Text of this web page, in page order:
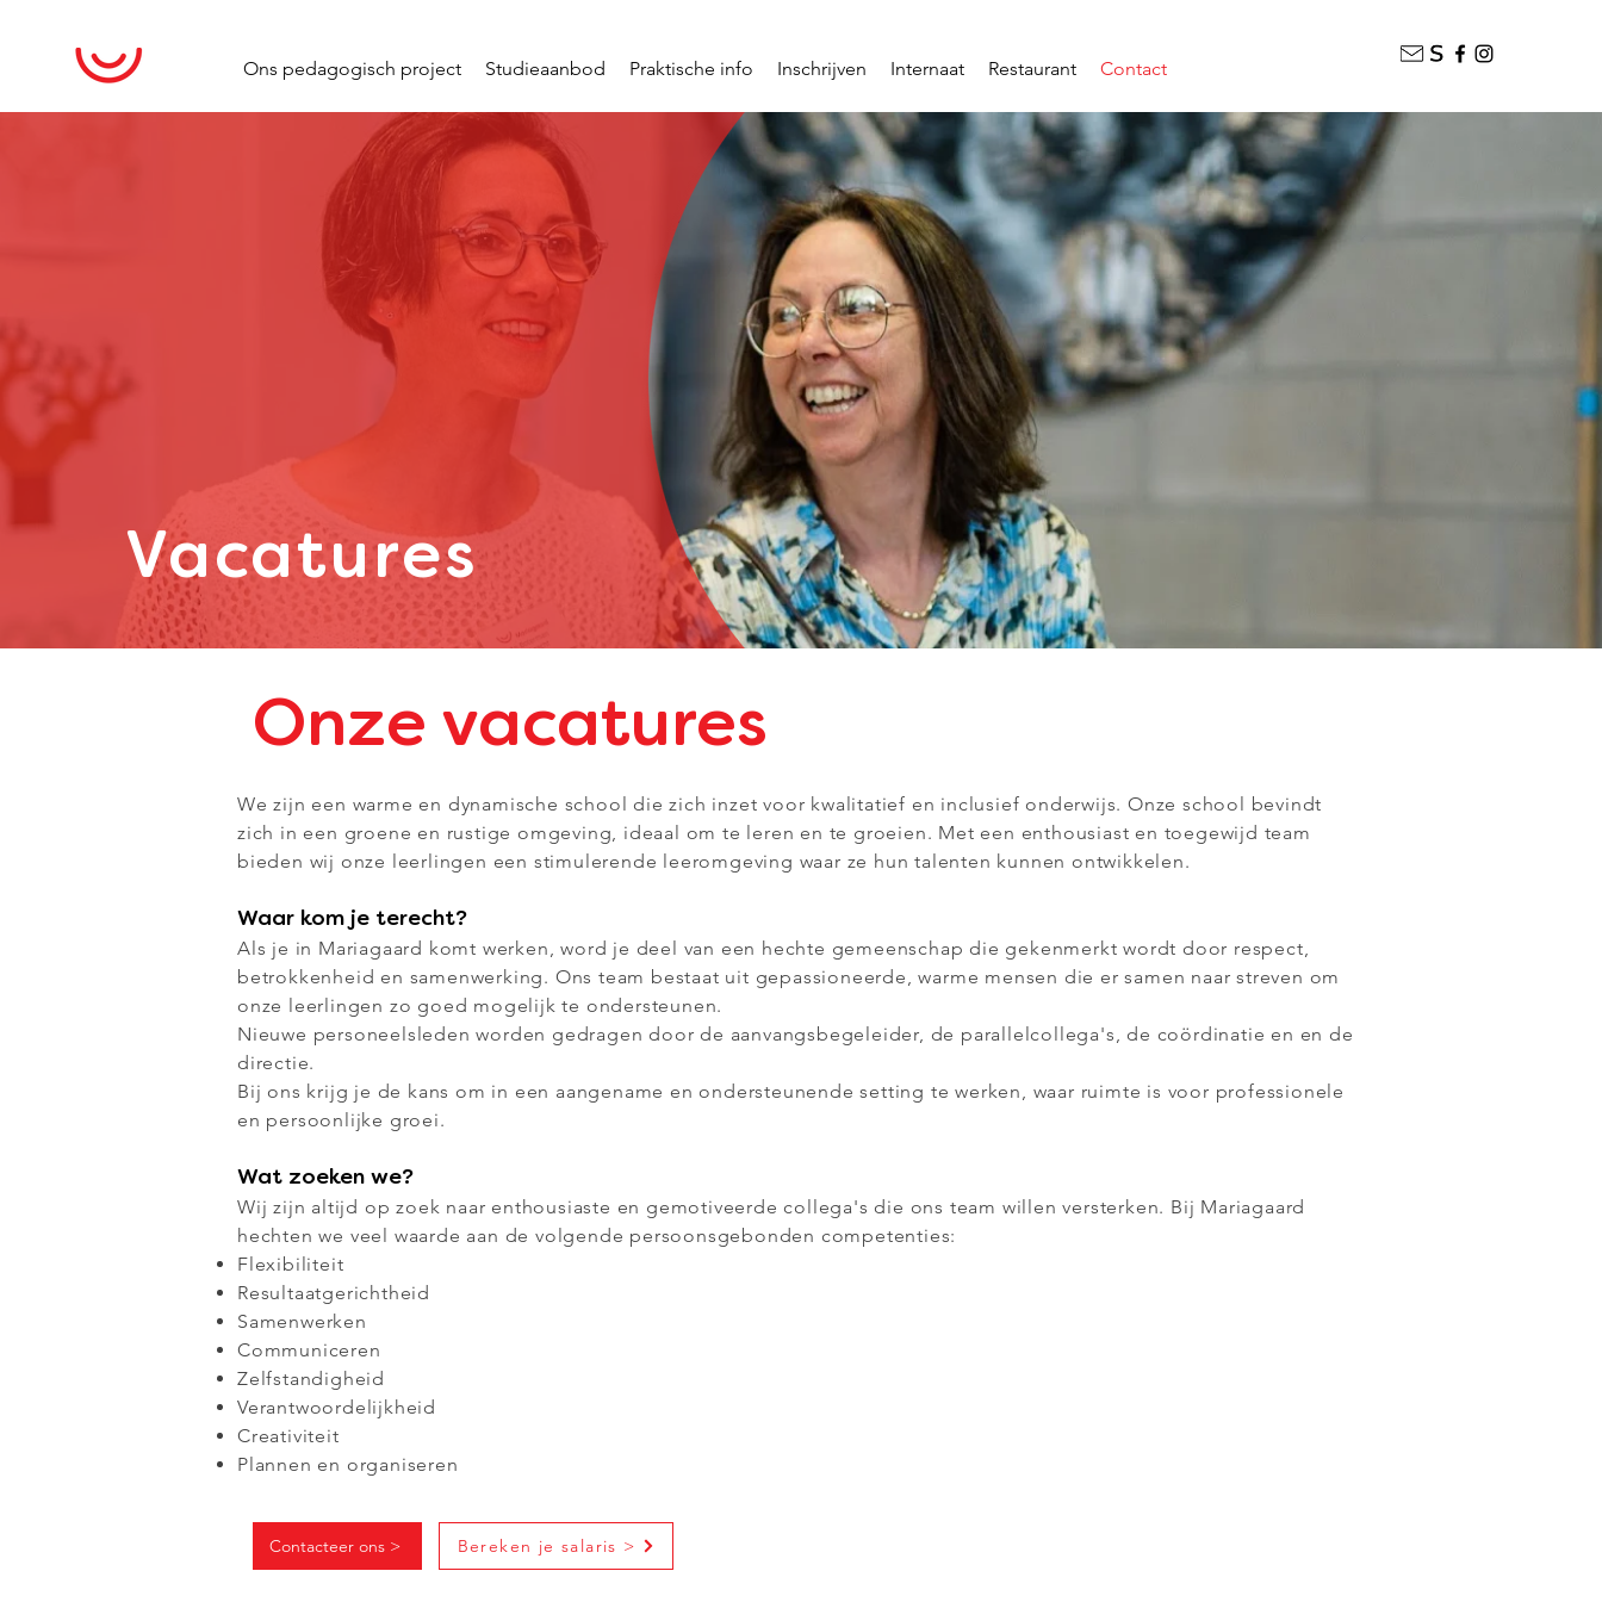
Ons pedagogisch project Studieaanbod Praktische info Inschrijven Internaat Restaurant Contact
Vacatures
Onze vacatures
We zijn een warme en dynamische school die zich inzet voor kwalitatief en inclusief onderwijs. Onze school bevindt
zich in een groene en rustige omgeving, ideaal om te leren en te groeien. Met een enthousiast en toegewijd team
bieden wij onze leerlingen een stimulerende leeromgeving waar ze hun talenten kunnen ontwikkelen.
Waar kom je terecht?
Als je in Mariagaard komt werken, word je deel van een hechte gemeenschap die gekenmerkt wordt door respect,
betrokkenheid en samenwerking. Ons team bestaat uit gepassioneerde, warme mensen die er samen naar streven om
onze leerlingen zo goed mogelijk te ondersteunen.
Nieuwe personeelsleden worden gedragen door de aanvangsbegeleider, de parallelcollega's, de coördinatie en en de
directie.
Bij ons krijg je de kans om in een aangename en ondersteunende setting te werken, waar ruimte is voor professionele
en persoonlijke groei.
Wat zoeken we?
Wij zijn altijd op zoek naar enthousiaste en gemotiveerde collega's die ons team willen versterken. Bij Mariagaard
hechten we veel waarde aan de volgende persoonsgebonden competenties:
Flexibiliteit
Resultaatgerichtheid
Samenwerken
Communiceren
Zelfstandigheid
Verantwoordelijkheid
Creativiteit
Plannen en organiseren
Contacteer ons > Bereken je salaris >